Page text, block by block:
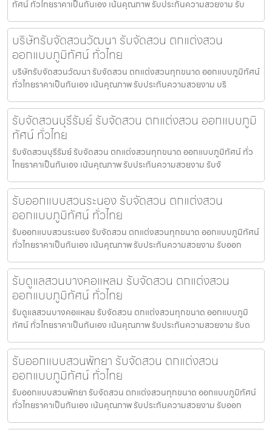
ทัศน์ ทั่วไทยราคาเป็นกันเอง เน้นคุณภาพ รับประกันความสวยงาม รับ
บริษัทรับจัดสวนวัฒนา รับจัดสวน ตกแต่งสวน
ออกแบบภูมิทัศน์ ทั่วไทย
บริษัทรับจัดสวนวัฒนา รับจัดสวน ตกแต่งสวนทุกขนาด ออกแบบภูมิทัศน์
ทั่วไทยราคาเป็นกันเอง เน้นคุณภาพ รับประกันความสวยงาม บริ
รับจัดสวนบุรีรัมย์ รับจัดสวน ตกแต่งสวน ออกแบบภูมิ
ทัศน์ ทั่วไทย
รับจัดสวนบุรีรัมย์ รับจัดสวน ตกแต่งสวนทุกขนาด ออกแบบภูมิทัศน์ ทั่ว
ไทยราคาเป็นกันเอง เน้นคุณภาพ รับประกันความสวยงาม รับจั
รับออกแบบสวนระนอง รับจัดสวน ตกแต่งสวน
ออกแบบภูมิทัศน์ ทั่วไทย
รับออกแบบสวนระนอง รับจัดสวน ตกแต่งสวนทุกขนาด ออกแบบภูมิทัศน์
ทั่วไทยราคาเป็นกันเอง เน้นคุณภาพ รับประกันความสวยงาม รับออก
รับดูแลสวนบางคอแหลม รับจัดสวน ตกแต่งสวน
ออกแบบภูมิทัศน์ ทั่วไทย
รับดูแลสวนบางคอแหลม รับจัดสวน ตกแต่งสวนทุกขนาด ออกแบบภูมิ
ทัศน์ ทั่วไทยราคาเป็นกันเอง เน้นคุณภาพ รับประกันความสวยงาม รับด
รับออกแบบสวนพัทยา รับจัดสวน ตกแต่งสวน
ออกแบบภูมิทัศน์ ทั่วไทย
รับออกแบบสวนพัทยา รับจัดสวน ตกแต่งสวนทุกขนาด ออกแบบภูมิทัศน์
ทั่วไทยราคาเป็นกันเอง เน้นคุณภาพ รับประกันความสวยงาม รับออก